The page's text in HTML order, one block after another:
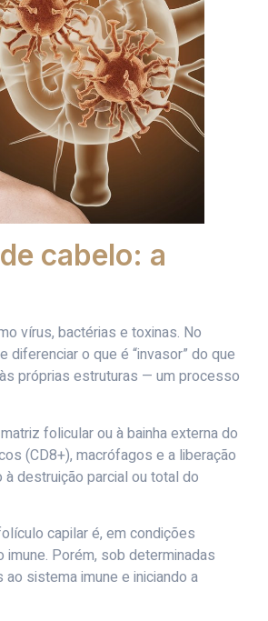
cabelo: a
vírus, bactérias e toxinas. No
o que é “invasor” do que
próprias estruturas — um processo
folicular ou à bainha externa do
(CD8+), macrófagos e a liberação
destruição parcial ou total do
capilar é, em condições
imune. Porém, sob determinadas
sistema imune e iniciando a